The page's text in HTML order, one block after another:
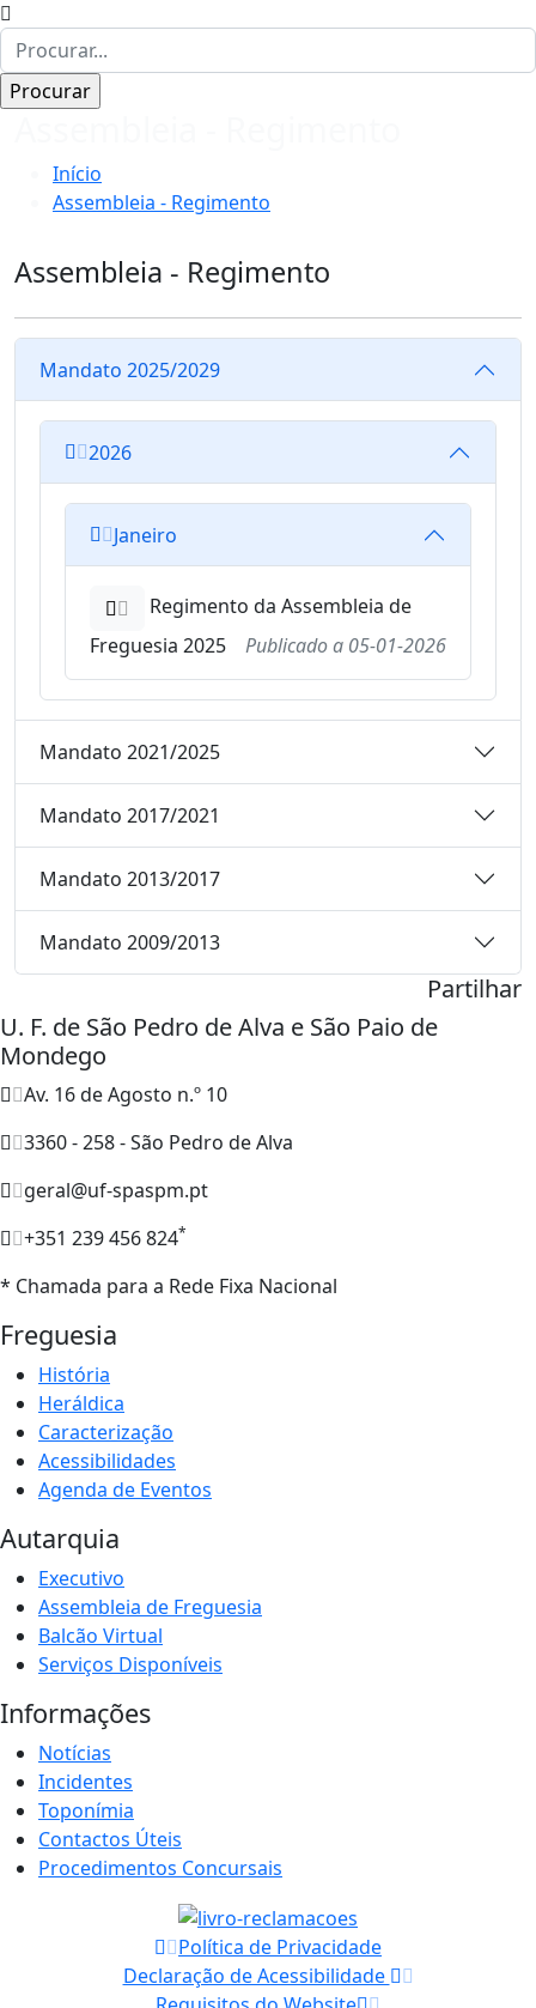
Início
Assembleia - Regimento
Assembleia - Regimento
Mandato 2025/2029
2026
Janeiro
Regimento da Assembleia de
Freguesia 2025
Publicado a 05-01-2026
Mandato 2021/2025
Mandato 2017/2021
Mandato 2013/2017
Mandato 2009/2013
Partilhar
U. F. de São Pedro de Alva e São Paio de
Mondego
Av. 16 de Agosto n.º 10
3360 - 258 - São Pedro de Alva
geral@uf-spaspm.pt
+351 239 456 824*
* Chamada para a Rede Fixa Nacional
Freguesia
História
Heráldica
Caracterização
Acessibilidades
Agenda de Eventos
Autarquia
Executivo
Assembleia de Freguesia
Balcão Virtual
Serviços Disponíveis
Informações
Notícias
Incidentes
Toponímia
Contactos Úteis
Procedimentos Concursais
Política de Privacidade
Declaração de Acessibilidade